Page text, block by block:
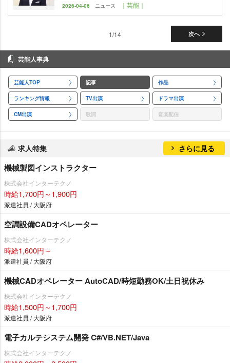
2026-04-06 ニュース ｜芸能｜
次へ
1/14
芸能人事典
芸能人TOP 記事 作品
ランキング情報 TV出演 ドラマ出演
CM出演 歌詞 音楽配信
求人特集 さらに見る
機械製図インストラクター
株式会社インターテクノ
時給1,700円～1,900円
派遣社員 / 大阪府
空調設備CADオペレーター
株式会社インターテクノ
時給1,600円～
派遣社員 / 大阪府
機械CADオペレーター AutoCAD/時短勤務OK/土日祝休み
株式会社インターテクノ
時給1,500円～1,700円
派遣社員 / 大阪府
電子カルテシステム開発 C#/VB.NET/Java
株式会社インターテクノ